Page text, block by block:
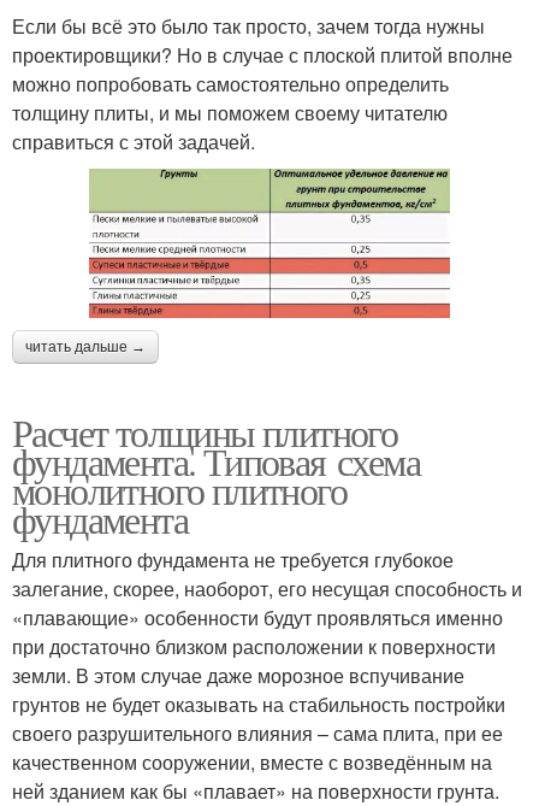
Если бы всё это было так просто, зачем тогда нужны
проектировщики? Но в случае с плоской плитой вполне
можно попробовать самостоятельно определить
толщину плиты, и мы поможем своему читателю
справиться с этой задачей.
читать дальше →
Расчет толщины плитного
фундамента. Типовая схема
монолитного плитного
фундамента
Для плитного фундамента не требуется глубокое
залегание, скорее, наоборот, его несущая способность и
«плавающие» особенности будут проявляться именно
при достаточно близком расположении к поверхности
земли. В этом случае даже морозное вспучивание
грунтов не будет оказывать на стабильность постройки
своего разрушительного влияния – сама плита, при ее
качественном сооружении, вместе с возведённым на
ней зданием как бы «плавает» на поверхности грунта.